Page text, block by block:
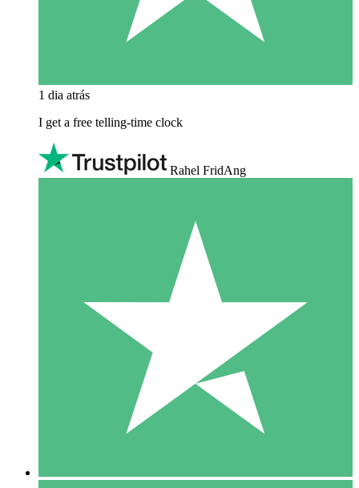
1 dia atrás
I get a free telling-time clock
Rahel FridAng